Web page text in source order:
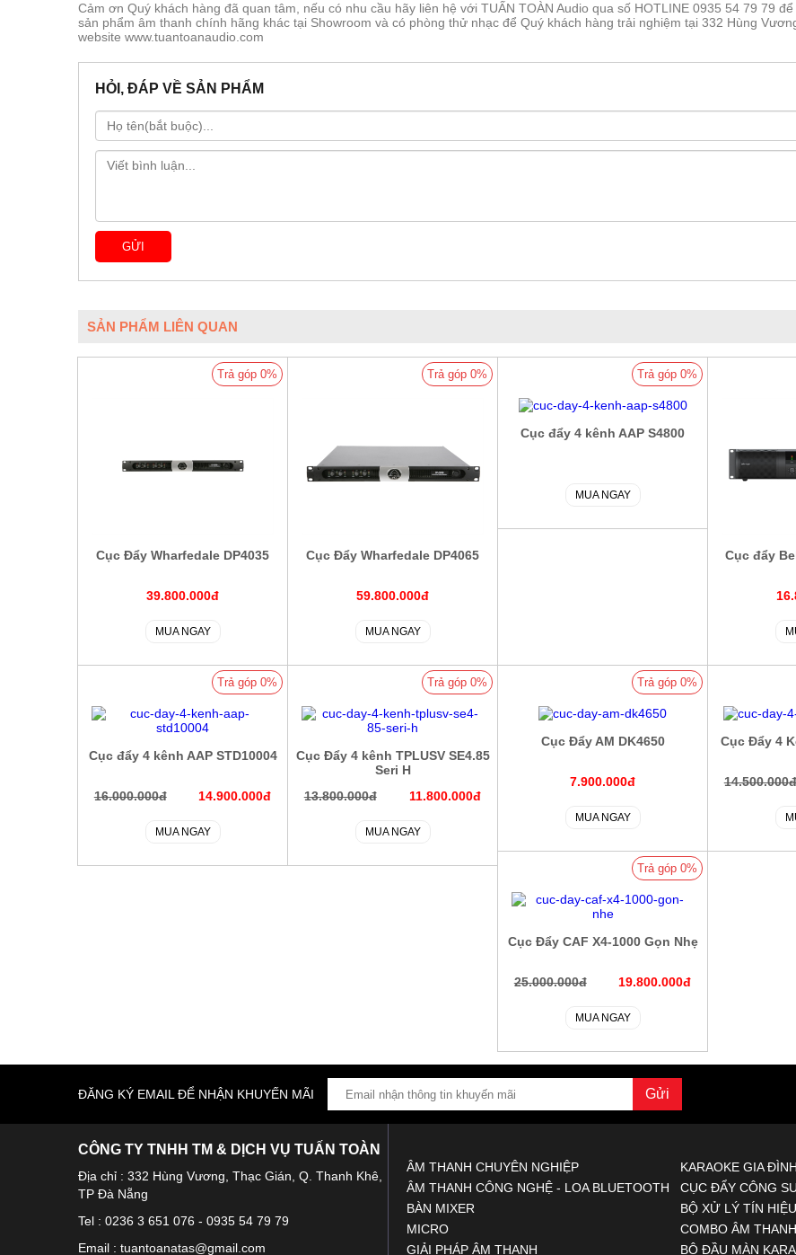
Cảm ơn Quý khách hàng đã quan tâm, nếu có nhu cầu hãy liên hệ với TUẤN TOÀN Audio qua số HOTLINE 0935 54 79 79
sản phẩm âm thanh chính hãng khác tại Showroom và có phòng thử nhạc để Quý khách hàng trải nghiệm tại 332 Hùng
website www.tuantoanaudio.com
HỎI, ĐÁP VỀ SẢN PHẨM
SẢN PHẨM LIÊN QUAN
Trả góp 0%
Cục Đẩy Wharfedale DP4035
39.800.000đ
MUA NGAY
Trả góp 0%
Cục Đẩy Wharfedale DP4065
59.800.000đ
MUA NGAY
Trả góp 0%
Cục đẩy 4 kênh AAP S4800
MUA NGAY
Cục đẩy
Trả góp 0%
Cục đẩy 4 kênh AAP STD10004
16.000.000đ 14.900.000đ
MUA NGAY
Trả góp 0%
Cục Đẩy 4 kênh TPLUSV SE4.85
Seri H
13.800.000đ
11.800.000đ
MUA NGAY
Trả góp 0%
Cục Đẩy AM DK4650
7.900.000đ
MUA NGAY
Cục Đẩy 4
14.500.000đ
Trả góp 0%
Cục Đẩy CAF X4-1000 Gọn Nhẹ
25.000.000đ 19.800.000đ
MUA NGAY
ĐĂNG KÝ EMAIL ĐỂ NHẬN KHUYẾN MÃI
CÔNG TY TNHH TM & DỊCH VỤ TUẤN TOÀN
Địa chỉ : 332 Hùng Vương, Thạc Gián, Q. Thanh Khê,
TP Đà Nẵng
Tel : 0236 3 651 076 - 0935 54 79 79
Email : tuantoanatas@gmail.com
ÂM THANH CHUYÊN NGHIỆP
KARAOKE GIA ĐÌNH
ÂM THANH CÔNG NGHỆ - LOA BLUETOOTH
CỤC ĐẨY CÔNG
BÀN MIXER
BỘ XỬ LÝ TÍN HIỆU
MICRO
COMBO ÂM
GIẢI PHÁP ÂM THANH
BỘ ĐẦU MÀN